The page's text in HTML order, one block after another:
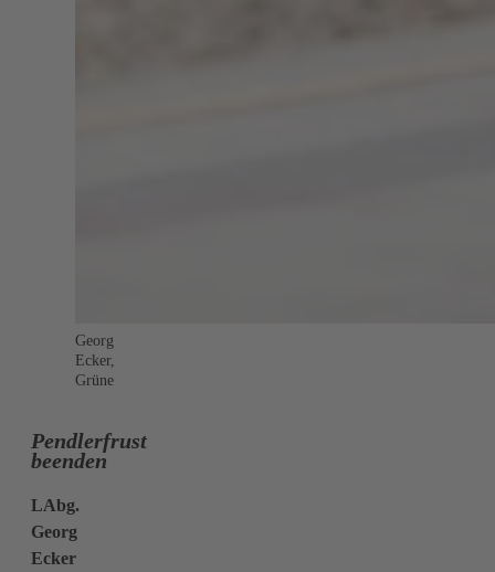
Georg
Ecker,
Grüne
Pendlerfrust
beenden
LAbg.
Georg
Ecker